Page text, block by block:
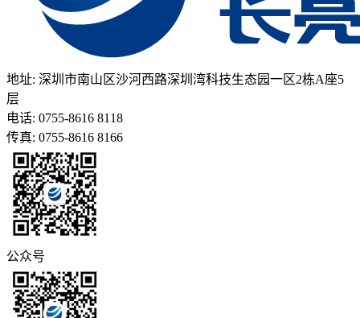
地址: 深圳市南山区沙河西路深圳湾科技生态园一区2栋A座5
层
电话: 0755-8616 8118
传真: 0755-8616 8166
公众号